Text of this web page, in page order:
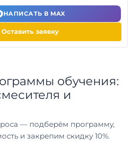
НАПИСАТЬ В MAX
Оставить заявку
обучения:
и
— подберём программу,
и закрепим скидку 10%.